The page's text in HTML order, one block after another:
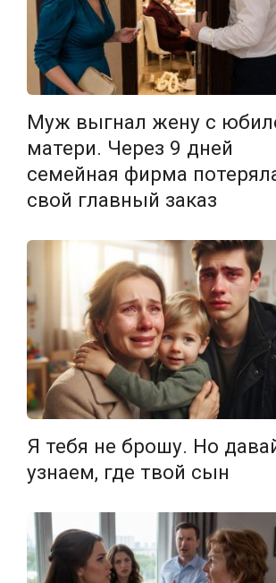
Муж выгнал жену с
матери. Через 9 дней
семейная фирма
свой главный заказ
Я тебя не брошу. Но
узнаем, где твой сын